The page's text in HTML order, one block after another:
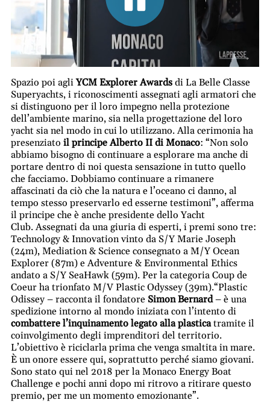
Spazio poi agli YCM Explorer Awards di La Belle Classe
Superyachts, i riconoscimenti assegnati agli armatori che
si distinguono per il loro impegno nella protezione
dell’ambiente marino, sia nella progettazione del loro
yacht sia nel modo in cui lo utilizzano. Alla cerimonia ha
presenziato il principe Alberto II di Monaco: “Non solo
abbiamo bisogno di continuare a esplorare ma anche di
portare dentro di noi questa sensazione in tutto quello
che facciamo. Dobbiamo continuare a rimanere
affascinati da ciò che la natura e l’oceano ci danno, al
tempo stesso preservarlo ed esserne testimoni”, afferma
il principe che è anche presidente dello Yacht
Club.Assegnati da una giuria di esperti, i premi sono tre:
Technology & Innovation vinto da S/Y Marie Joseph
(24m), Mediation & Science consegnato a M/Y Ocean
Explorer (87m) e Adventure & Environmental Ethics
andato a S/Y SeaHawk (59m). Per la categoria Coup de
Coeur ha trionfato M/V Plastic Odyssey (39m).“Plastic
Odissey – racconta il fondatore Simon Bernard– è una
spedizione intorno al mondo iniziata con l’intento di
combattere l’inquinamento legato alla plasticatramite il
coinvolgimento degli imprenditori del territorio.
L’obiettivo è riciclarla prima che venga smaltita in mare.
È un onore essere qui, soprattutto perché siamo giovani.
Sono stato qui nel 2018 per la Monaco Energy Boat
Challenge e pochi anni dopo mi ritrovo a ritirare questo
premio, per me un momento emozionante”.